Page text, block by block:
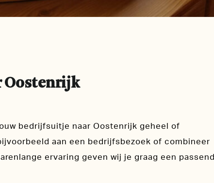
Oostenrijk
bedrijfsuitje naar Oostenrijk geheel of
aan een bedrijfsbezoek of combineer
ervaring geven wij je graag een passend